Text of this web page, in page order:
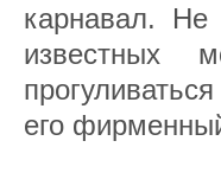
карнавал.
известных
его